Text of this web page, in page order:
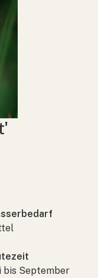
bis September